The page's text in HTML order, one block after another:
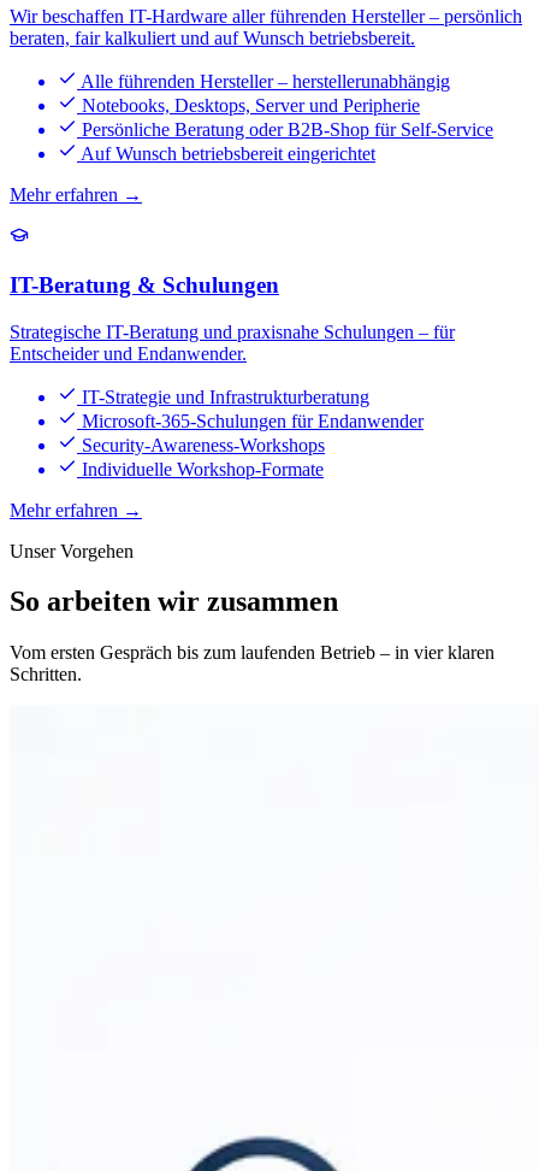
Wir beschaffen IT-Hardware aller führenden Hersteller – persönlich
beraten, fair kalkuliert und auf Wunsch betriebsbereit.
Alle führenden Hersteller – herstellerunabhängig
Notebooks, Desktops, Server und Peripherie
Persönliche Beratung oder B2B-Shop für Self-Service
Auf Wunsch betriebsbereit eingerichtet
Mehr erfahren →
IT-Beratung & Schulungen
Strategische IT-Beratung und praxisnahe Schulungen – für
Entscheider und Endanwender.
IT-Strategie und Infrastrukturberatung
Microsoft-365-Schulungen für Endanwender
Security-Awareness-Workshops
Individuelle Workshop-Formate
Mehr erfahren →
Unser Vorgehen
So arbeiten wir zusammen
Vom ersten Gespräch bis zum laufenden Betrieb – in vier klaren
Schritten.